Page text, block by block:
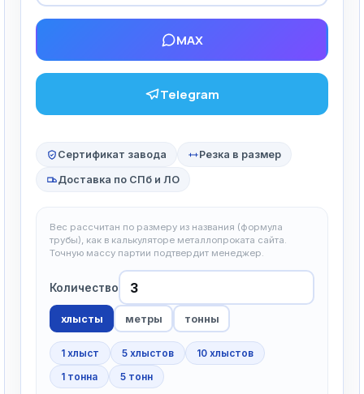
MAX
Telegram
Сертификат завода Резка в размер
Доставка по СПб и ЛО
Вес рассчитан по размеру из названия (формула
трубы), как в калькуляторе металлопроката сайта.
Точную массу партии подтвердит менеджер.
Количество
хлысты метры тонны
1 хлыст 5 хлыстов
10 хлыстов
1 тонна
5 тонн